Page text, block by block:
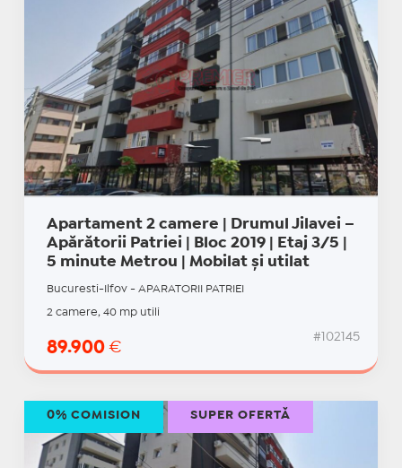
Apartament 2 camere | Drumul Jilavei –
Apărătorii Patriei | Bloc 2019 | Etaj 3/5 |
5 minute Metrou | Mobilat și utilat
Bucuresti-Ilfov - APARATORII PATRIEI
2 camere, 40 mp utili
89.900 €
#102145
0% COMISION SUPER OFERTĂ